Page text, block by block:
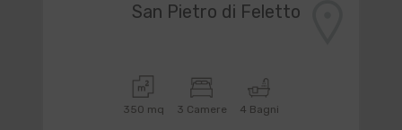
San Pietro di Feletto
350 mq 3 Camere 4 Bagni